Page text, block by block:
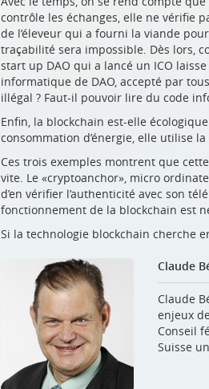
contrôle les échanges, elle ne vérifie
de l’éleveur qui a fourni la viande
traçabilité sera impossible. Dès lors,
start up DAO qui a lancé un ICO
informatique de DAO, accepté par
illégal ? Faut-il pouvoir lire du code
Enfin, la blockchain est-elle
consommation d’énergie, elle utilise
Ces trois exemples montrent que
vite. Le «cryptoanchor», micro
d’en vérifier l’authenticité avec son
fonctionnement de la blockchain est
Si la technologie blockchain cherche
Claude
Claude
enjeux
Conseil
Suisse